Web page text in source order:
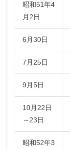
昭和51年4
月2日
6月30日
7月25日
9月5日
10月22日
～23日
昭和52年3